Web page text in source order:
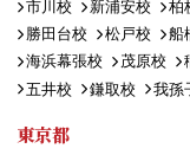
市川校 新浦安校 柏
勝田台校
松戸校 船
海浜幕張校
茂原校
五井校
鎌取校 我孫
東京都